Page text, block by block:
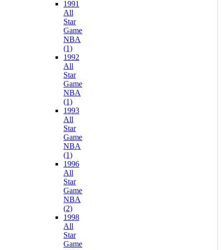
1991
All
Star
Game
NBA
(1)
1992
All
Star
Game
NBA
(1)
1993
All
Star
Game
NBA
(1)
1996
All
Star
Game
NBA
(2)
1998
All
Star
Game